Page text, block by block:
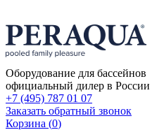
Оборудование для бассейнов
официальный дилер в России
+7 (495) 787 01 07
Заказать обратный звонок
Корзина (0)